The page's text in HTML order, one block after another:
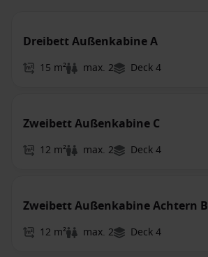
Dreibett Außenkabine A
15 m² max. 2 Deck 4
Zweibett Außenkabine C
12 m² max. 2 Deck 4
Zweibett Außenkabine Achtern B
12 m² max. 2 Deck 4